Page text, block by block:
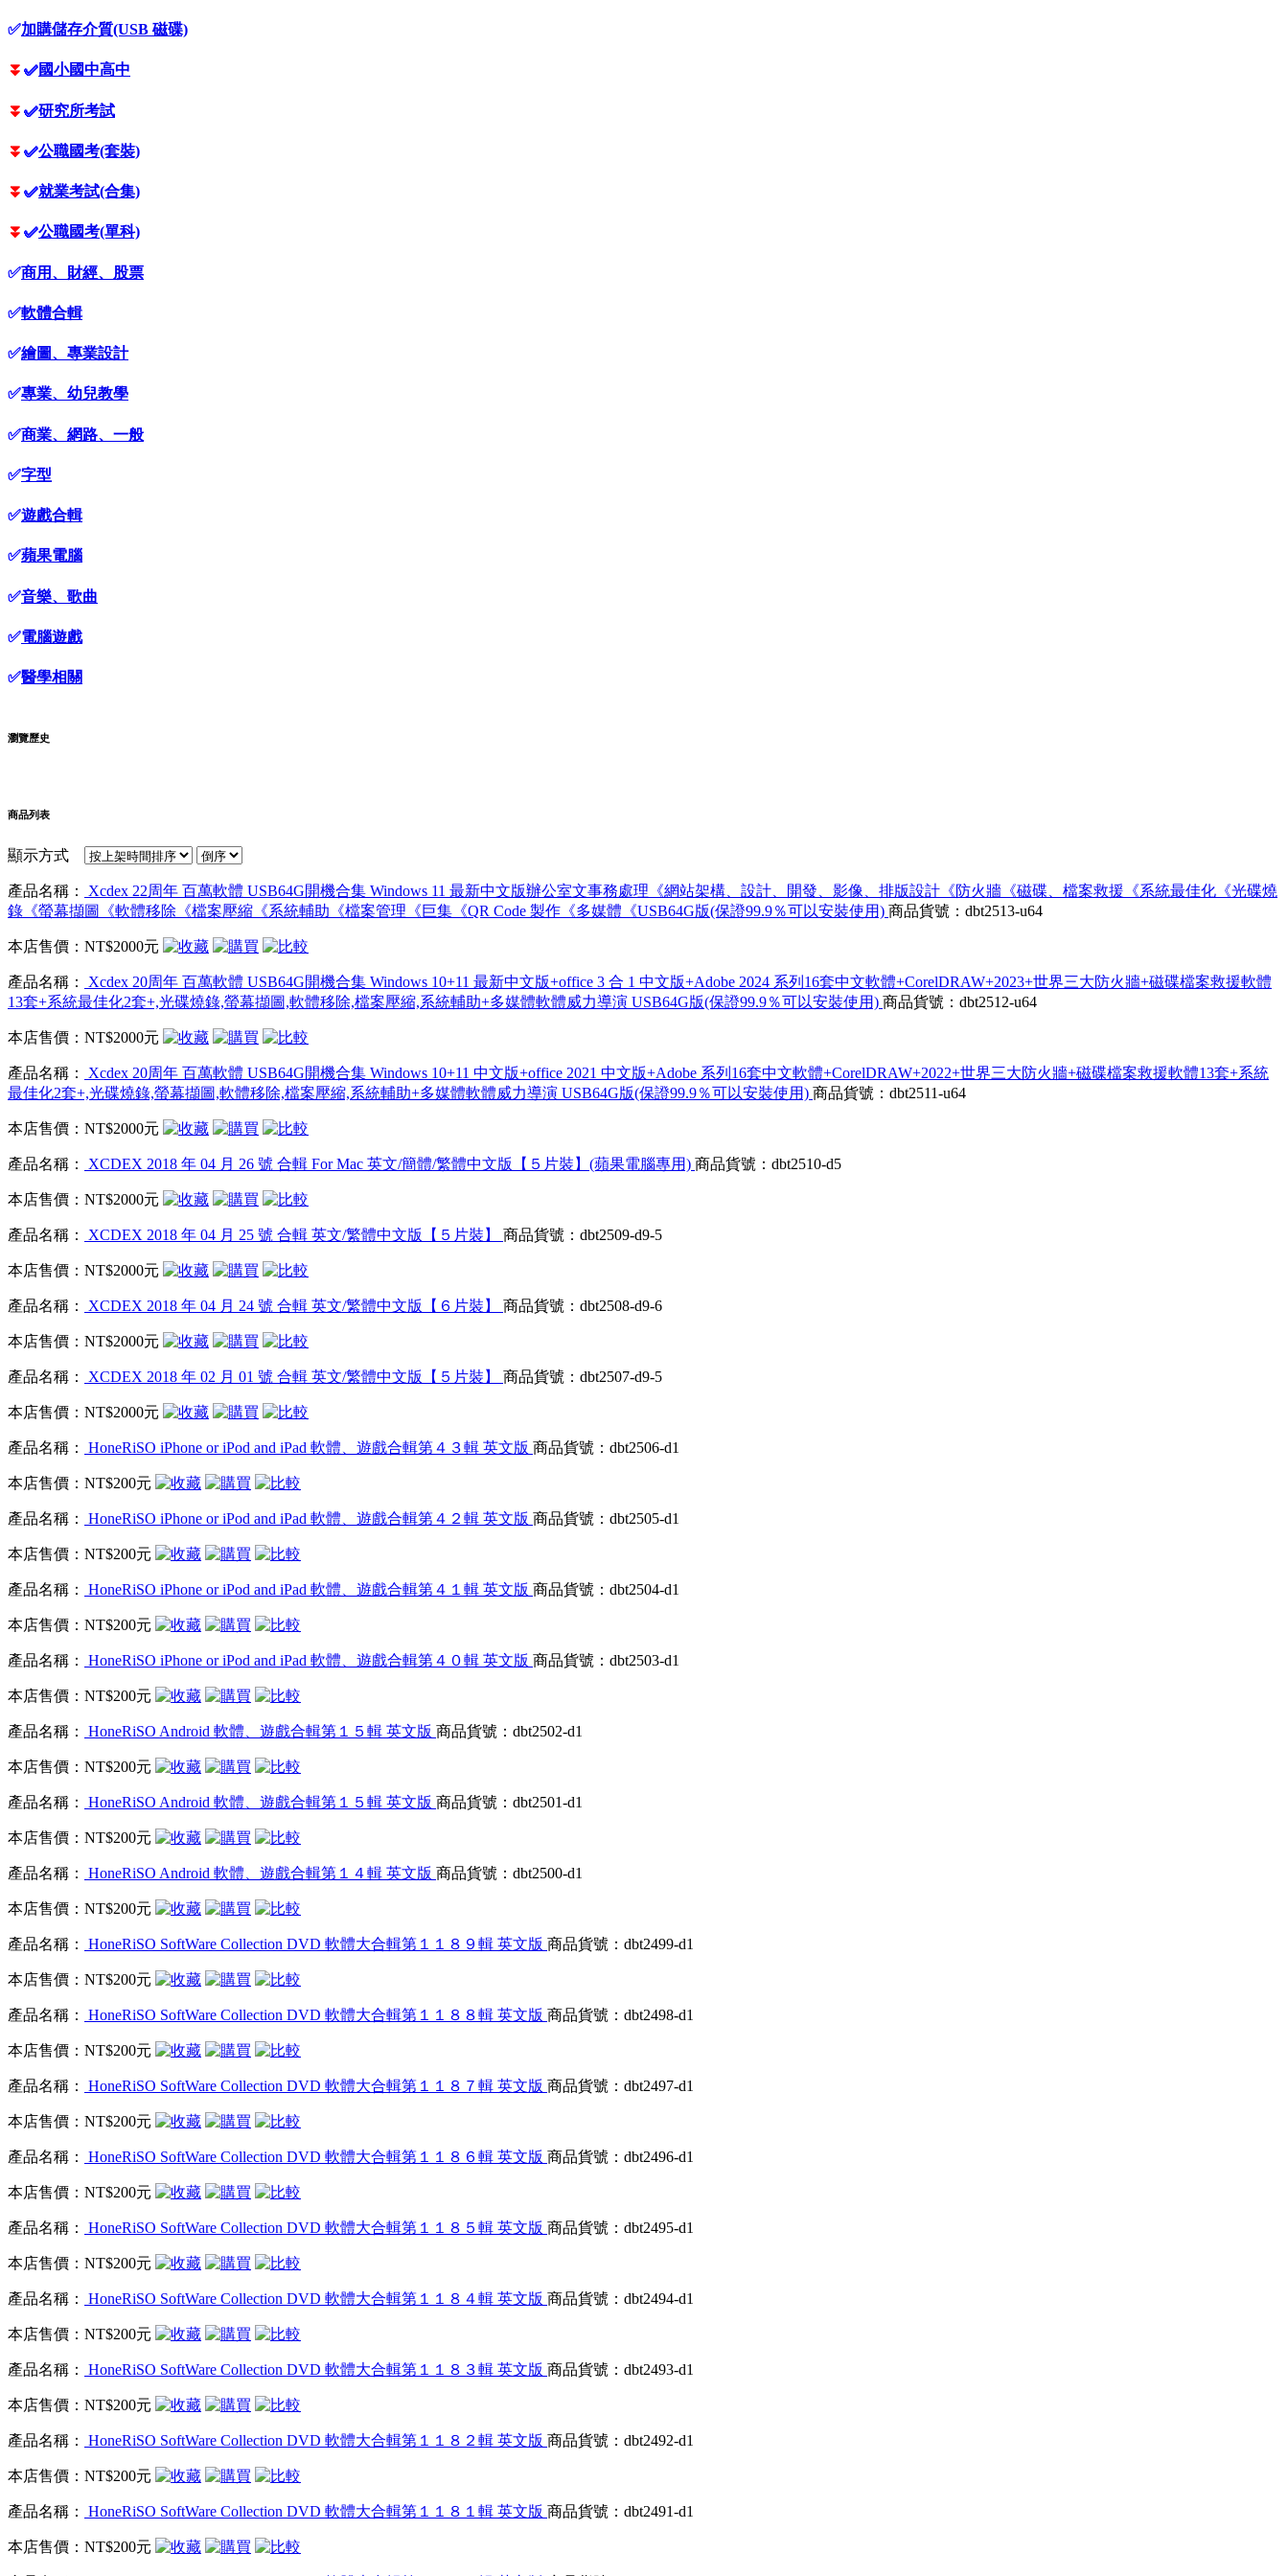
✅加購儲存介質(USB 磁碟)
⏬ ✅國小國中高中
⏬ ✅研究所考試
⏬ ✅公職國考(套裝)
⏬ ✅就業考試(合集)
⏬ ✅公職國考(單科)
✅商用、財經、股票
✅軟體合輯
✅繪圖、專業設計
✅專業、幼兒教學
✅商業、網路、一般
✅字型
✅遊戲合輯
✅蘋果電腦
✅音樂、歌曲
✅電腦遊戲
✅醫學相關
瀏覽歷史
商品列表
顯示方式
產品名稱：
Xcdex 22周年 百萬軟體 USB64G開機合集 Windows 11 最新中文版辦公室文事務處理《網站架構、設計、開發、影像、排版設計《防火牆《磁碟、檔案救援《系統最佳化《光碟燒
錄《螢幕擷圖《軟體移除《檔案壓縮《系統輔助《檔案管理《巨集《QR Code 製作《多媒體《USB64G版(保證99.9％可以安裝使用) 商品貨號：dbt2513-u64
本店售價： NT$2000元
產品名稱：
Xcdex 20周年 百萬軟體 USB64G開機合集 Windows 10+11 最新中文版+office 3 合 1 中文版+Adobe 2024 系列16套中文軟體+CorelDRAW+2023+世界三大防火牆+磁碟檔案救援軟體
13套+系統最佳化2套+,光碟燒錄,螢幕擷圖,軟體移除,檔案壓縮,系統輔助+多媒體軟體威力導演 USB64G版(保證99.9％可以安裝使用) 商品貨號：dbt2512-u64
本店售價： NT$2000元
產品名稱：
Xcdex 20周年 百萬軟體 USB64G開機合集 Windows 10+11 中文版+office 2021 中文版+Adobe 系列16套中文軟體+CorelDRAW+2022+世界三大防火牆+磁碟檔案救援軟體13套+系統
最佳化2套+,光碟燒錄,螢幕擷圖,軟體移除,檔案壓縮,系統輔助+多媒體軟體威力導演 USB64G版(保證99.9％可以安裝使用) 商品貨號：dbt2511-u64
本店售價： NT$2000元
產品名稱： XCDEX 2018 年 04 月 26 號 合輯 For Mac 英文/簡體/繁體中文版【５片裝】(蘋果電腦專用) 商品貨號：dbt2510-d5
本店售價： NT$2000元
產品名稱： XCDEX 2018 年 04 月 25 號 合輯 英文/繁體中文版【５片裝】 商品貨號：dbt2509-d9-5
本店售價： NT$2000元
產品名稱： XCDEX 2018 年 04 月 24 號 合輯 英文/繁體中文版【６片裝】 商品貨號：dbt2508-d9-6
本店售價： NT$2000元
產品名稱： XCDEX 2018 年 02 月 01 號 合輯 英文/繁體中文版【５片裝】 商品貨號：dbt2507-d9-5
本店售價： NT$2000元
產品名稱： HoneRiSO iPhone or iPod and iPad 軟體、遊戲合輯第４３輯 英文版 商品貨號：dbt2506-d1
本店售價： NT$200元
產品名稱： HoneRiSO iPhone or iPod and iPad 軟體、遊戲合輯第４２輯 英文版 商品貨號：dbt2505-d1
本店售價： NT$200元
產品名稱： HoneRiSO iPhone or iPod and iPad 軟體、遊戲合輯第４１輯 英文版 商品貨號：dbt2504-d1
本店售價： NT$200元
產品名稱： HoneRiSO iPhone or iPod and iPad 軟體、遊戲合輯第４０輯 英文版 商品貨號：dbt2503-d1
本店售價： NT$200元
產品名稱： HoneRiSO Android 軟體、遊戲合輯第１５輯 英文版 商品貨號：dbt2502-d1
本店售價： NT$200元
產品名稱： HoneRiSO Android 軟體、遊戲合輯第１５輯 英文版 商品貨號：dbt2501-d1
本店售價： NT$200元
產品名稱： HoneRiSO Android 軟體、遊戲合輯第１４輯 英文版 商品貨號：dbt2500-d1
本店售價： NT$200元
產品名稱： HoneRiSO SoftWare Collection DVD 軟體大合輯第１１８９輯 英文版 商品貨號：dbt2499-d1
本店售價： NT$200元
產品名稱： HoneRiSO SoftWare Collection DVD 軟體大合輯第１１８８輯 英文版 商品貨號：dbt2498-d1
本店售價： NT$200元
產品名稱： HoneRiSO SoftWare Collection DVD 軟體大合輯第１１８７輯 英文版 商品貨號：dbt2497-d1
本店售價： NT$200元
產品名稱： HoneRiSO SoftWare Collection DVD 軟體大合輯第１１８６輯 英文版 商品貨號：dbt2496-d1
本店售價： NT$200元
產品名稱： HoneRiSO SoftWare Collection DVD 軟體大合輯第１１８５輯 英文版 商品貨號：dbt2495-d1
本店售價： NT$200元
產品名稱： HoneRiSO SoftWare Collection DVD 軟體大合輯第１１８４輯 英文版 商品貨號：dbt2494-d1
本店售價： NT$200元
產品名稱： HoneRiSO SoftWare Collection DVD 軟體大合輯第１１８３輯 英文版 商品貨號：dbt2493-d1
本店售價： NT$200元
產品名稱： HoneRiSO SoftWare Collection DVD 軟體大合輯第１１８２輯 英文版 商品貨號：dbt2492-d1
本店售價： NT$200元
產品名稱： HoneRiSO SoftWare Collection DVD 軟體大合輯第１１８１輯 英文版 商品貨號：dbt2491-d1
本店售價： NT$200元